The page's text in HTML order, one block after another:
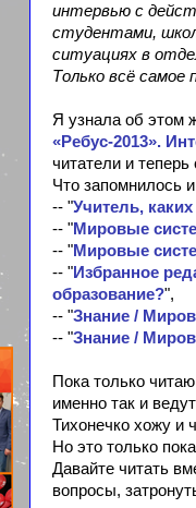
интервью с
студентами,
ситуациях в
Только всё самое
Я узнала об этом
«Ребус-2013».
читатели и
Что запомнилось
-- "Учитель,
-- "Мировые
-- "Мировые
-- "Избранное
образование?",
-- "Знание /
-- "Знание /
Пока только
именно так и
Тихонечко хожу и
Но это только
Давайте читать
вопросы,